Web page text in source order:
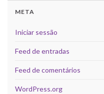
META
Iniciar sessão
Feed de entradas
Feed de comentários
WordPress.org